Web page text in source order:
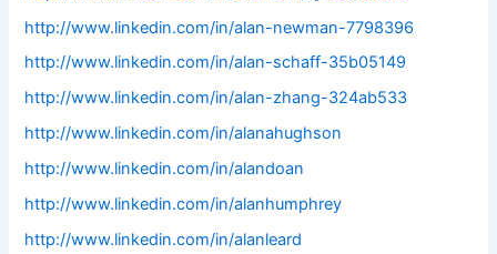
http://www.linkedin.com/in/alan-newman-7798396
http://www.linkedin.com/in/alan-schaff-35b05149
http://www.linkedin.com/in/alan-zhang-324ab533
http://www.linkedin.com/in/alanahughson
http://www.linkedin.com/in/alandoan
http://www.linkedin.com/in/alanhumphrey
http://www.linkedin.com/in/alanleard